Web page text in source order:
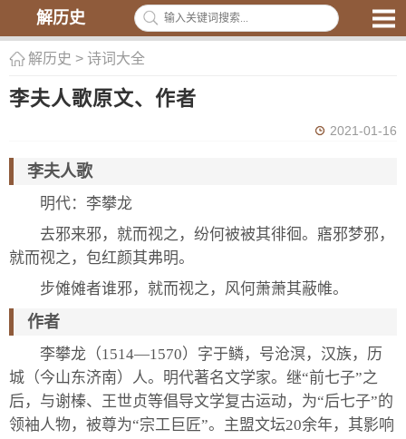
解历史
解历史 > 诗词大全
李夫人歌原文、作者
2021-01-16
李夫人歌
明代：李攀龙
去邪来邪，就而视之，纷何被被其徘徊。寤邪梦邪，
就而视之，包红颜其弗明。
步傩傩者谁邪，就而视之，风何萧萧其蔽帷。
作者
李攀龙（1514—1570）字于鳞，号沧溟，汉族，历
城（今山东济南）人。明代著名文学家。继“前七子”之
后，与谢榛、王世贞等倡导文学复古运动，为“后七子”的
领袖人物，被尊为“宗工巨匠”。主盟文坛20余年，其影响